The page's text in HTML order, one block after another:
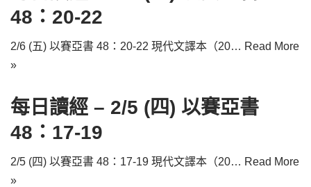
48：20-22
2/6 (五) 以賽亞書 48：20-22 現代文譯本（20… Read More
»
每日讀經 – 2/5 (四) 以賽亞書
48：17-19
2/5 (四) 以賽亞書 48：17-19 現代文譯本（20… Read More
»